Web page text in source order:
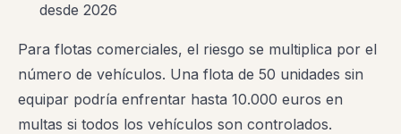
desde 2026
Para flotas comerciales, el riesgo se multiplica por el
número de vehículos. Una flota de 50 unidades sin
equipar podría enfrentar hasta 10.000 euros en
multas si todos los vehículos son controlados.